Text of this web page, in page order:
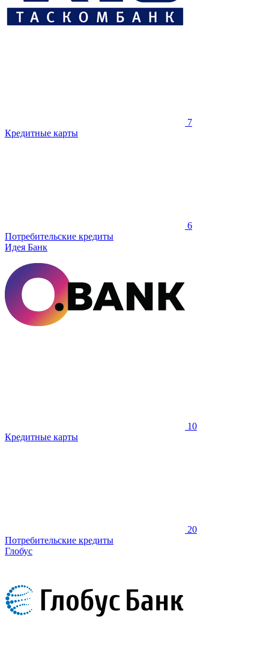
7
Кредитные карты
6
Потребительские кредиты
Идея Банк
10
Кредитные карты
20
Потребительские кредиты
Глобус